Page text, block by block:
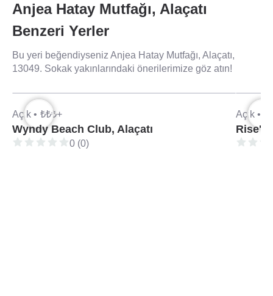
Anjea Hatay Mutfağı, Alaçatı
Benzeri Yerler
Bu yeri beğendiyseniz Anjea Hatay Mutfağı, Alaçatı,
13049. Sokak yakınlarındaki önerilerimize göz atın!
Açık • ₺₺₺+
Wyndy Beach Club, Alaçatı
0 (0)
Açık •
Rise'n